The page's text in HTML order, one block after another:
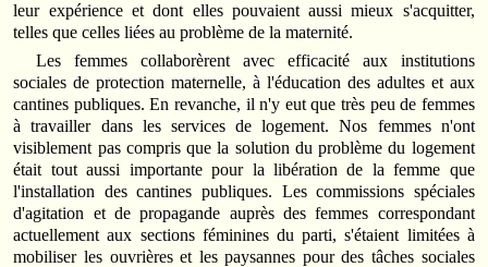
leur expérience et dont elles pouvaient aussi mieux s'acquitter,
telles que celles liées au problème de la maternité.
Les femmes collaborèrent avec efficacité aux institutions
sociales de protection maternelle, à l'éducation des adultes et aux
cantines publiques. En revanche, il n'y eut que très peu de femmes
à travailler dans les services de logement. Nos femmes n'ont
visiblement pas compris que la solution du problème du logement
était tout aussi importante pour la libération de la femme que
l'installation des cantines publiques. Les commissions spéciales
d'agitation et de propagande auprès des femmes correspondant
actuellement aux sections féminines du parti, s'étaient limitées à
mobiliser les ouvrières et les paysannes pour des tâches sociales